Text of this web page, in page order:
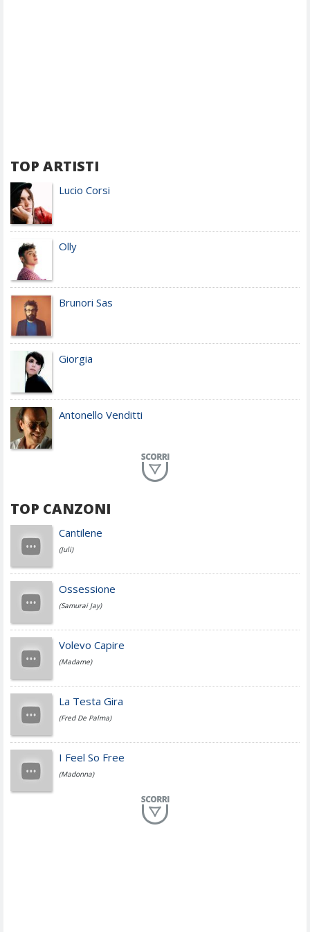
TOP ARTISTI
Lucio Corsi
Olly
Brunori Sas
Giorgia
Antonello Venditti
Achille Lauro
Cesare Cremonini
Jovanotti
Fedez
Simone Cristicchi
TOP CANZONI
Cantilene
(Juli)
Ossessione
(Samurai Jay)
Volevo Capire
(Madame)
La Testa Gira
(Fred De Palma)
I Feel So Free
(Madonna)